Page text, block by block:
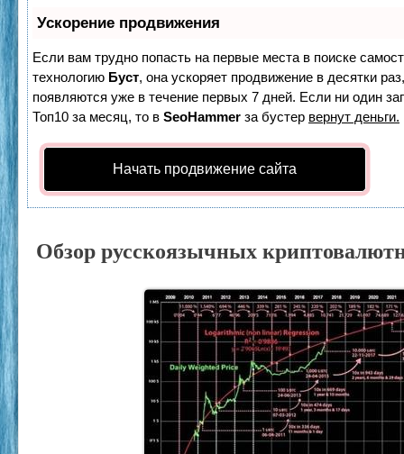
Ускорение продвижения
Если вам трудно попасть на первые места в поиске
технологию Буст, она ускоряет продвижение в десятки
появляются уже в течение первых 7 дней. Если ни один
Топ10 за месяц, то в SeoHammer за бустер вернут деньги.
Начать продвижение сайта
Обзор русскоязычных